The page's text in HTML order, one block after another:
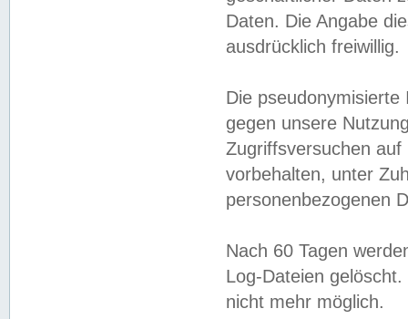
Daten. Die Angabe
ausdrücklich freiwillig.
Die
gegen unsere
Zugriffsversuchen
vorbehalten, unter
personenbezogenen
Nach 60 Tagen
Log-Dateien
nicht mehr möglich.